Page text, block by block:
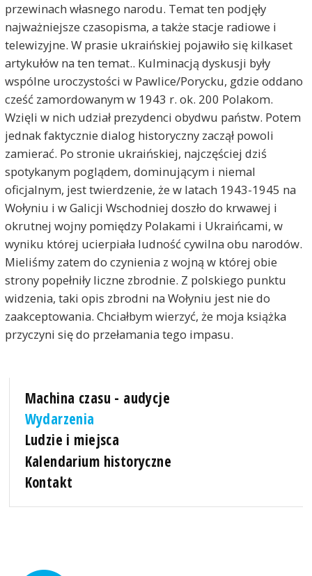
przewinach własnego narodu. Temat ten podjęły
najważniejsze czasopisma, a także stacje radiowe i
telewizyjne. W prasie ukraińskiej pojawiło się kilkaset
artykułów na ten temat.. Kulminacją dyskusji były
wspólne uroczystości w Pawlice/Porycku, gdzie oddano
cześć zamordowanym w 1943 r. ok. 200 Polakom.
Wzięli w nich udział prezydenci obydwu państw. Potem
jednak faktycznie dialog historyczny zaczął powoli
zamierać. Po stronie ukraińskiej, najczęściej dziś
spotykanym poglądem, dominującym i niemal
oficjalnym, jest twierdzenie, że w latach 1943-1945 na
Wołyniu i w Galicji Wschodniej doszło do krwawej i
okrutnej wojny pomiędzy Polakami i Ukraińcami, w
wyniku której ucierpiała ludność cywilna obu narodów.
Mieliśmy zatem do czynienia z wojną w której obie
strony popełniły liczne zbrodnie. Z polskiego punktu
widzenia, taki opis zbrodni na Wołyniu jest nie do
zaakceptowania. Chciałbym wierzyć, że moja książka
przyczyni się do przełamania tego impasu.
Machina czasu - audycje
Wydarzenia
Ludzie i miejsca
Kalendarium historyczne
Kontakt